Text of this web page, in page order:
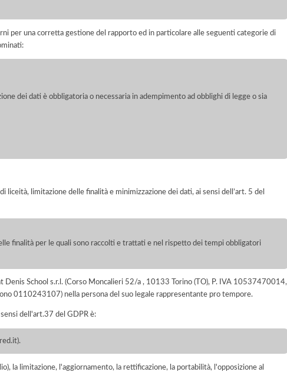
per una corretta gestione del rapporto ed in particolare alle seguenti categorie di
dei dati è obbligatoria o necessaria in adempimento ad obblighi di legge o sia
liceità, limitazione delle finalità e minimizzazione dei dati, ai sensi dell’art. 5 del
finalità per le quali sono raccolti e trattati e nel rispetto dei tempi obbligatori
Denis School s.r.l. (Corso Moncalieri 52/a , 10133 Torino (TO), P. IVA 10537470014,
0110243107) nella persona del suo legale rappresentante pro tempore.
dell'art.37 del GDPR è:
la limitazione, l'aggiornamento, la rettificazione, la portabilità, l'opposizione al